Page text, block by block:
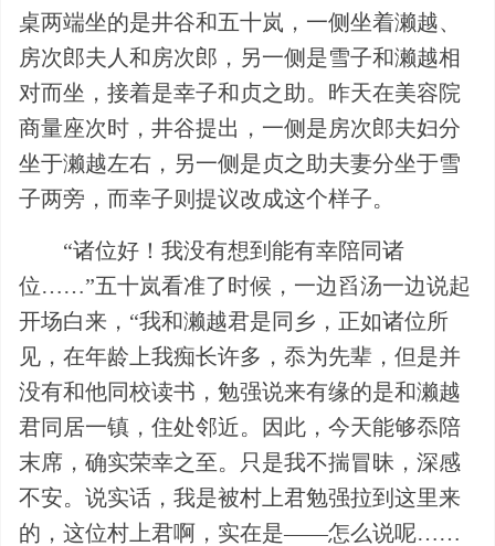
桌两端坐的是井谷和五十岚，一侧坐着濑越、
房次郎夫人和房次郎，另一侧是雪子和濑越相
对而坐，接着是幸子和贞之助。昨天在美容院
商量座次时，井谷提出，一侧是房次郎夫妇分
坐于濑越左右，另一侧是贞之助夫妻分坐于雪
子两旁，而幸子则提议改成这个样子。
“诸位好！我没有想到能有幸陪同诸
位……”五十岚看准了时候，一边舀汤一边说起
开场白来，“我和濑越君是同乡，正如诸位所
见，在年龄上我痴长许多，忝为先辈，但是并
没有和他同校读书，勉强说来有缘的是和濑越
君同居一镇，住处邻近。因此，今天能够忝陪
末席，确实荣幸之至。只是我不揣冒昧，深感
不安。说实话，我是被村上君勉强拉到这里来
的，这位村上君啊，实在是——怎么说呢……